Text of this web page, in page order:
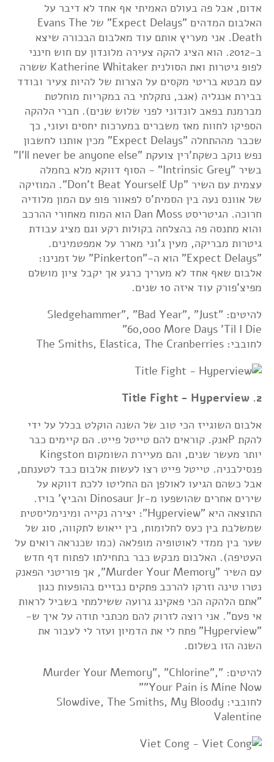
אדום, אבל פה בעולם האמיתי אף אחד לא דיבר על
האלבום המדהים "Expect Delays" של Evans The
Death. אני מעריץ אותם עוד מאלבום הבכורה שיצא
ב-2012. הוא הציג להקה צעירה מלונדון עם חוש חינני
לפופ גיטרות ואת הסולנית Katherine Whitaker ששרה
עם מבטא בריטי מקסים על הצרות של להיות צעיר ובודד
בבירת אנגליה (אגב, נתקלתי בה במקריות מוחלטת
מברמנת בפאב לונדוני לפני שלוש שנים). חברי הלהקה
הספיקו לחוות מאז משברים במערכות יחסים ועוני, כך
שכבר מההתחלה "Expect Delays" מכין אותנו לחשבון
נפש נוקב כשקת'רין צועקת "I'll never be anyone else"
בשיר "Intrinsic Grey" - הסוף דווקא מלא בחמלה
עצמית עם השיר "Don't Beat Yourself Up". המוזיקה
של אוונס נעה בין הסמית'ס לפאוור פופ עם המון מלודיה
חרוכה. הגיטריסט Dan Moss הוא המוח מאחורי ההרכב
והוא מתנסה פה בהצלחה בקולות רקע וגם מציג עבודת
גיטרות מבריקה, מעין ג'וני מארר על אמפטמינים.
"Expect Delays" הוא ה-"Pinkerton" של זמנינו:
אלבום שאף אחד לא מעריך כרגע אך יקבל ציון מושלם
מפיצ'פורק עוד איזה 10 שנים.
להיטים: "Sledgehammer", "Bad Year", "Just
60,000 More Days 'Til I Die"
לחובבי: The Smiths, Elastica, The Cranberries
2. Title Fight - Hyperview
אלבום השוגייז הכי טוב של השנה הוקלט בכלל על ידי
להקת Pאנק. קוראים להם טייטל פייט. הם קיימים כבר
יותר מעשר שנים, והם מעיירת השומקום Kingston
פנסילבניה. טייטל פייט רצו לעשות אלבום כבד לטענתם,
אבל כשהם הגיעו לאולפן הם החליטו ללכת דווקא על
שירים אחרים שהושפעו מ-Dinosaur Jr והביץ' בויז.
התוצאה היא "Hyperview": יצירה נקייה ומינימליסטית
שמשלבת בין כעס לחלומות, בין ייאוש לתקווה, סוג של
שער בין ממדי לאוטופיה מופלאה (כמו שכנראה רואים על
העטיפה). האלבום מבקש כבר בתחילתו לפתוח דף חדש
עם השיר "Murder Your Memory", אך פוריטני הפאנק
נטרו טינה וזרקו להרכב פתקים נבזיים בהופעות כגון
"אתם הלהקה הכי פאקינג גרועה ששילמתי בשביל לראות
אי פעם". אני רוצה לזרוק להם מכתבי תודה על איך ש-
"Hyperview" פתח לי את הדמיון ועזר לי לעבור את
השנה הזו בשלום.
להיטים: "Murder Your Memory", "Chlorine",
"Your Pain is Mine Now"
לחובבי: Slowdive, The Smiths, My Bloody
Valentine